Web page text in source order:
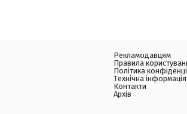
Рекламодавцям
Правила
Політика
Технічна інформація
Контакти
Архів